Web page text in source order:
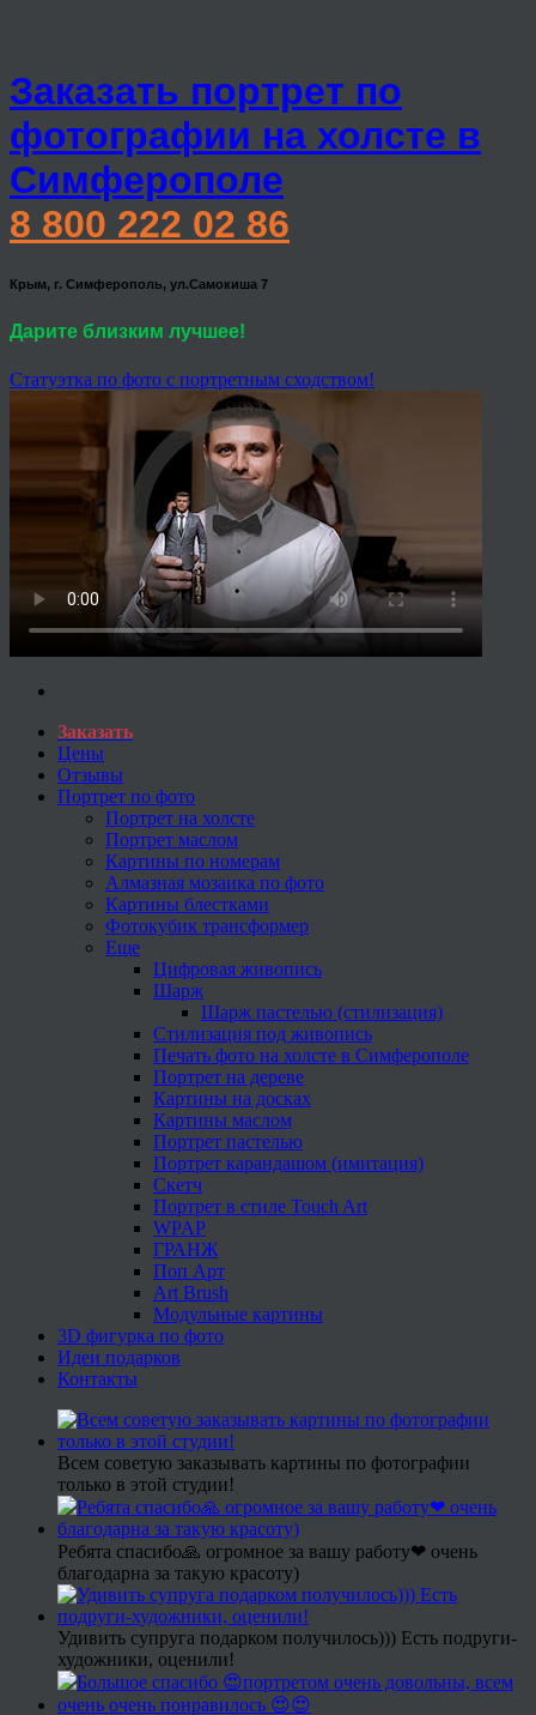
Заказать портрет по
фотографии на холсте в
Симферополе
8 800 222 02 86
Крым, г. Симферополь, ул.Самокиша 7
Дарите близким лучшее!
Статуэтка по фото с портретным сходством!
Заказать
Цены
Отзывы
Портрет по фото
Портрет на холсте
Портрет маслом
Картины по номерам
Алмазная мозаика по фото
Картины блестками
Фотокубик трансформер
Еще
Цифровая живопись
Шарж
Шарж пастелью (стилизация)
Стилизация под живопись
Печать фото на холсте в Симферополе
Портрет на дереве
Картины на досках
Картины маслом
Портрет пастелью
Портрет карандашом (имитация)
Скетч
Портрет в стиле Touch Art
WPAP
ГРАНЖ
Поп Арт
Art Brush
Модульные картины
3D фигурка по фото
Идеи подарков
Контакты
Всем советую заказывать картины по фотографии
только в этой студии!
Ребята спасибо🙏 огромное за вашу работу❤ очень
благодарна за такую красоту)
Удивить супруга подарком получилось))) Есть подруги-
художники, оценили!